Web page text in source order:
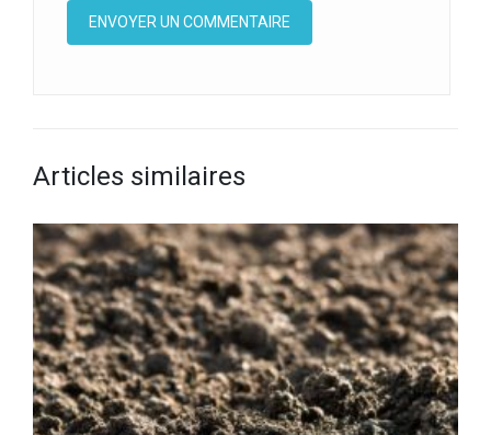
Articles similaires